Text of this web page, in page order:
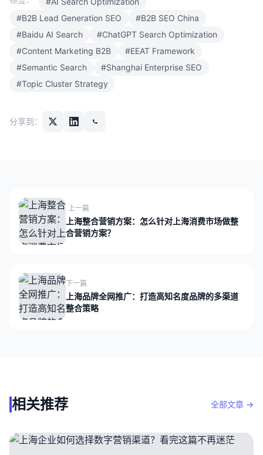
#B2B Lead Generation SEO
#B2B SEO China
#Baidu AI Search
#ChatGPT Search Optimization
#Content Marketing B2B
#EEAT Framework
#Semantic Search
#Shanghai Enterprise SEO
#Topic Cluster Strategy
分享到：
上一篇
上海整合营销方案：怎么针对上海消费市场做整
合营销方案？
下一篇
上海品牌全网推广：打造高知名度品牌的多渠道
整合策略
相关推荐 全部文章 →